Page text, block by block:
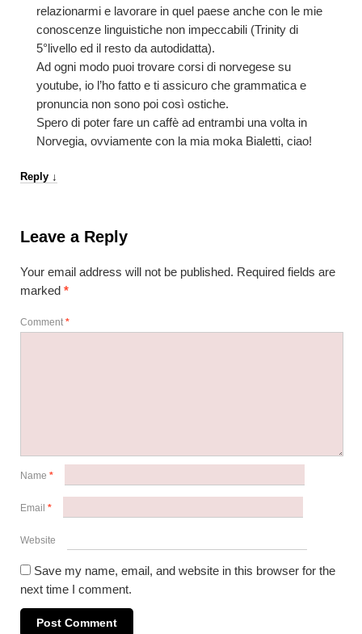
relazionarmi e lavorare in quel paese anche con le mie
conoscenze linguistiche non impeccabili (Trinity di
5°livello ed il resto da autodidatta).
Ad ogni modo puoi trovare corsi di norvegese su
youtube, io l’ho fatto e ti assicuro che grammatica e
pronuncia non sono poi così ostiche.
Spero di poter fare un caffè ad entrambi una volta in
Norvegia, ovviamente con la mia moka Bialetti, ciao!
Reply ↓
Leave a Reply
Your email address will not be published. Required fields are
marked *
Comment *
Name *
Email *
Website
Save my name, email, and website in this browser for the
next time I comment.